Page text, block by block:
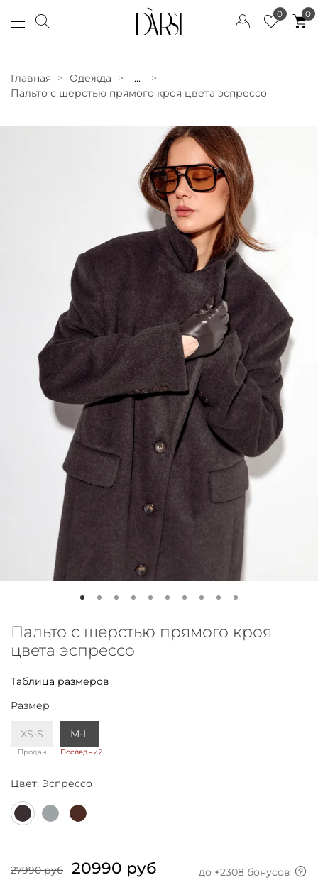
0 0
Главная Одежда
...
Пальто с шерстью прямого кроя цвета эспрессо
Пальто с шерстью прямого кроя
цвета эспрессо
Таблица размеров
Размер
XS-S
Продан
M-L
Последний
Цвет: Эспрессо
27990 руб 20990 руб до +2308 бонусов